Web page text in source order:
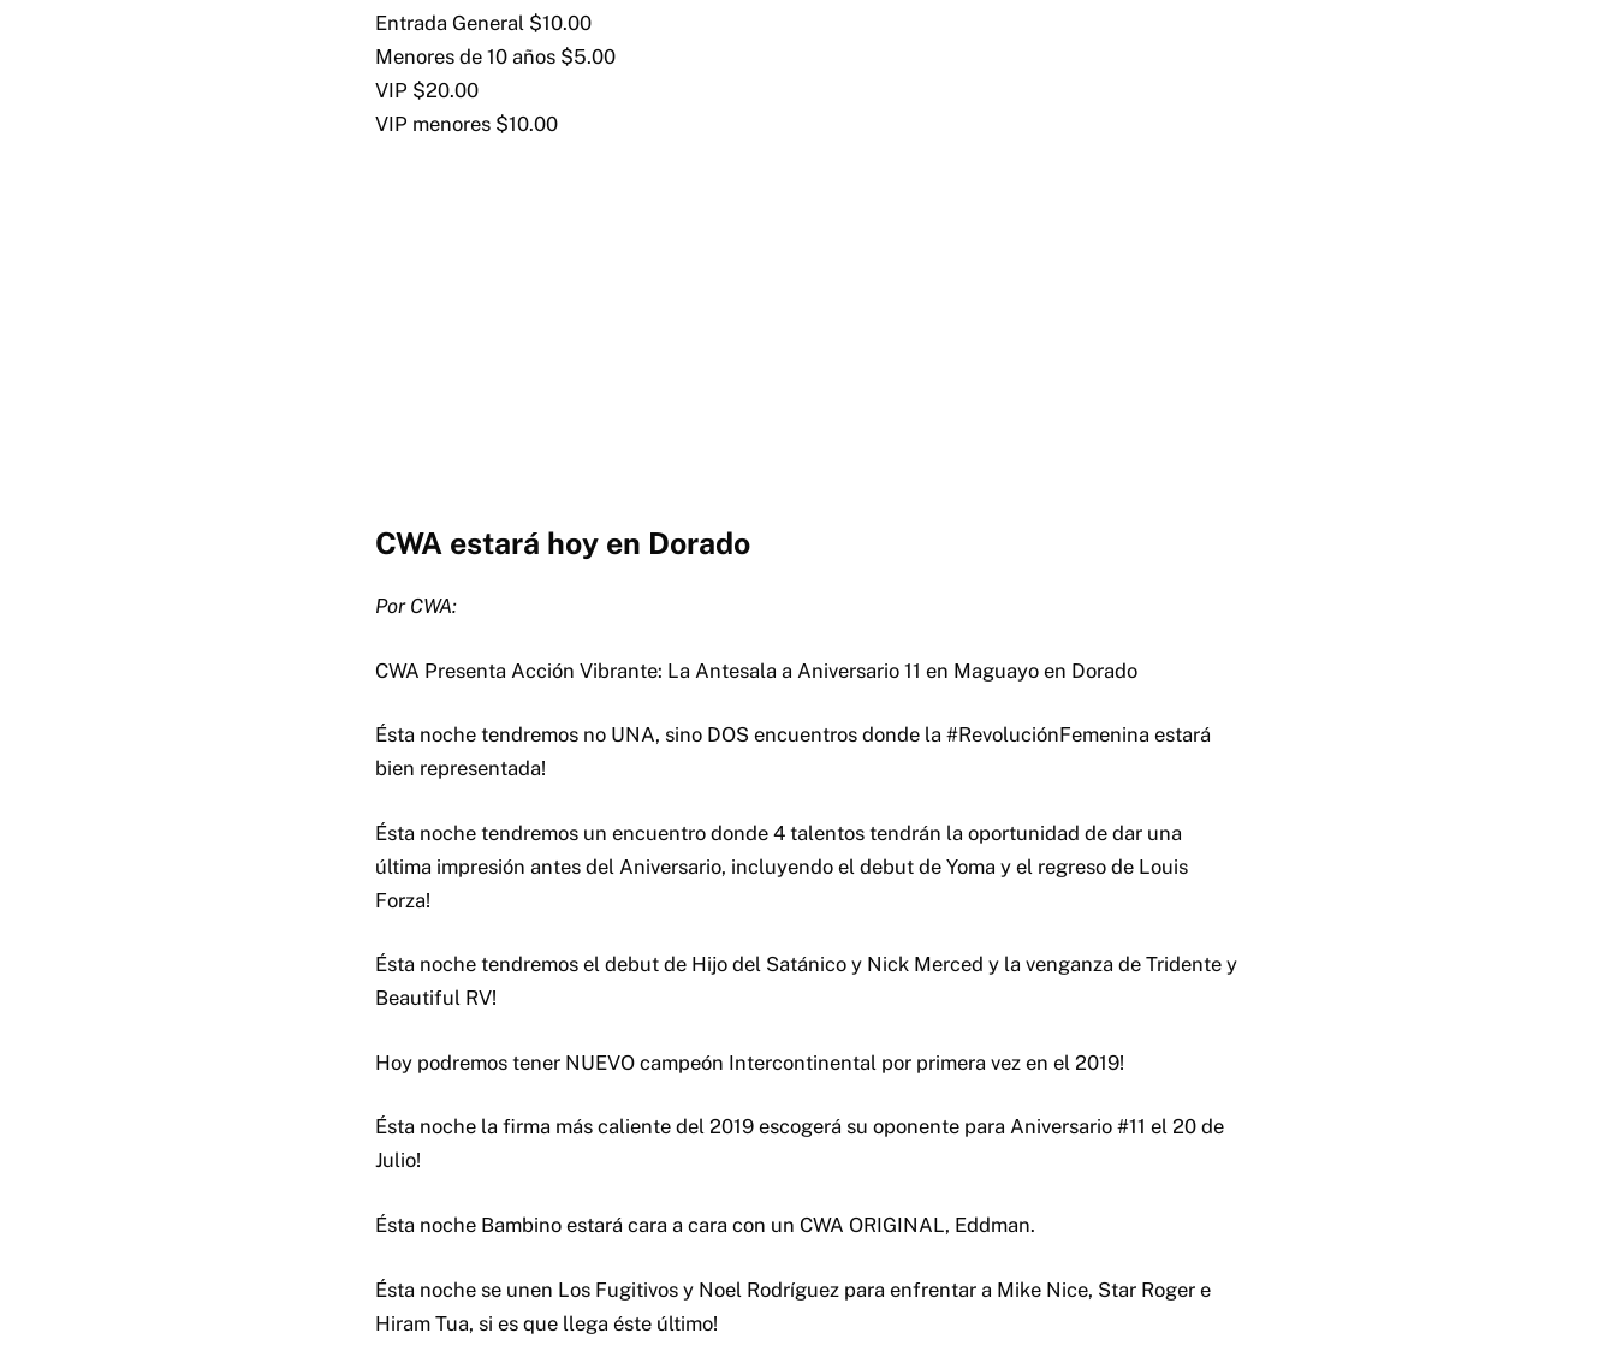
Entrada General $10.00
Menores de 10 años $5.00
VIP $20.00
VIP menores $10.00
CWA estará hoy en Dorado
Por CWA:
CWA Presenta Acción Vibrante: La Antesala a Aniversario 11 en Maguayo en Dorado
Ésta noche tendremos no UNA, sino DOS encuentros donde la #RevoluciónFemenina estará
bien representada!
Ésta noche tendremos un encuentro donde 4 talentos tendrán la oportunidad de dar una
última impresión antes del Aniversario, incluyendo el debut de Yoma y el regreso de Louis
Forza!
Ésta noche tendremos el debut de Hijo del Satánico y Nick Merced y la venganza de Tridente y
Beautiful RV!
Hoy podremos tener NUEVO campeón Intercontinental por primera vez en el 2019!
Ésta noche la firma más caliente del 2019 escogerá su oponente para Aniversario #11 el 20 de
Julio!
Ésta noche Bambino estará cara a cara con un CWA ORIGINAL, Eddman.
Ésta noche se unen Los Fugitivos y Noel Rodríguez para enfrentar a Mike Nice, Star Roger e
Hiram Tua, si es que llega éste último!